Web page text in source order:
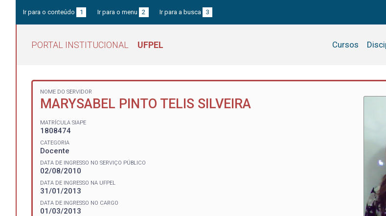
Ir para o conteúdo 1 Ir para o menu 2 Ir para a busca 3
PORTAL INSTITUCIONAL UFPEL Cursos
NOME DO SERVIDOR
MARYSABEL PINTO TELIS SILVEIRA
MATRÍCULA SIAPE
1808474
CATEGORIA
Docente
DATA DE INGRESSO NO SERVIÇO PÚBLICO
02/08/2010
DATA DE INGRESSO NA UFPEL
31/01/2013
DATA DE INGRESSO NO CARGO
01/03/2013